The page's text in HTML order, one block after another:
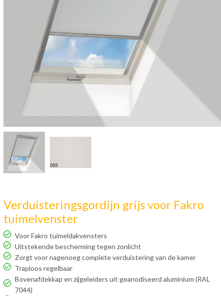
Verduisteringsgordijn grijs voor Fakro
tuimelvenster
Voor Fakro tuimeldakvensters
Uitstekende bescherming tegen zonlicht
Zorgt voor nagenoeg complete verduistering van de kamer
Traploos regelbaar
Bovenafdekkap en zijgeleiders uit geanodiseerd aluminium (RAL
7044)